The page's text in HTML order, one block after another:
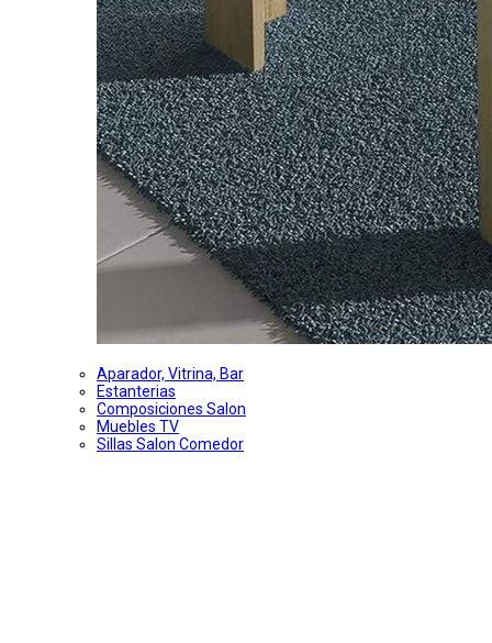
Aparador, Vitrina, Bar
Estanterias
Composiciones Salon
Muebles TV
Sillas Salon Comedor